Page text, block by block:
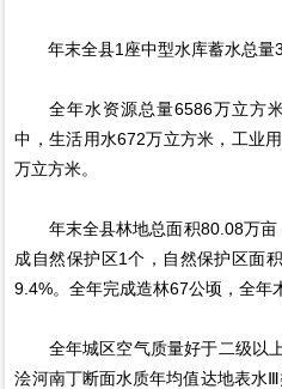
年末全县1座中型水库蓄水总量
全年水资源总量6586万立方米
中，生活用水672万立方米，工业
万立方米。
年末全县林地总面积80.08万亩
成自然保护区1个，自然保护区面
9.4%。全年完成造林67公顷，全年
全年城区空气质量好于二级以上
浍河南丁断面水质年均值达地表水